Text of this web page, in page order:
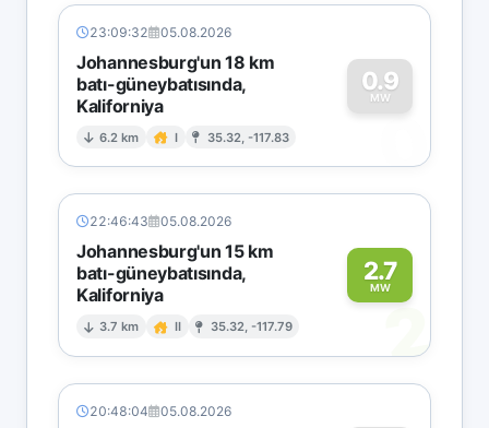
23:09:32 05.08.2026
Johannesburg'un 18 km
batı-güneybatısında,
Kaliforniya
6.2 km I 35.32, -117.83
0.9
MW
0
22:46:43 05.08.2026
Johannesburg'un 15 km
batı-güneybatısında,
Kaliforniya
3.7 km II 35.32, -117.79
2.7
MW
2
20:48:04 05.08.2026